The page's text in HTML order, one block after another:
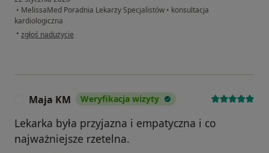
• MelissaMed Poradnia Lekarzy Specjalistów • konsultacja
kardiologiczna
• w opinii użytkownika Ula
zgłoś nadużycie
Maja KM Weryfikacja wizyty
Lekarka była przyjazna i empatyczna i co
najważniejsze rzetelna.